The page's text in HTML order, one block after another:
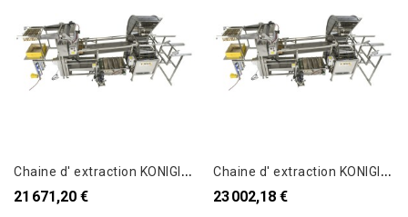
C
haine d' extraction KONIGIN - KONIG LINE S
21 671,20 €
C
haine d' extraction KONIGIN - KONIG LINE L
23 002,18 €